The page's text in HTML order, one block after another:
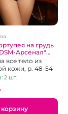
на грудь
Арсенал"
все тело из
кожи, р. 48-54
2 шт.